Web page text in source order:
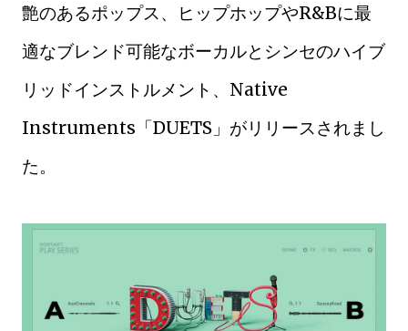
艶のあるポップス、ヒップホップやR&Bに最
適なブレンド可能なボーカルとシンセのハイブ
リッドインストルメント、Native
Instruments「DUETS」がリリースされまし
た。